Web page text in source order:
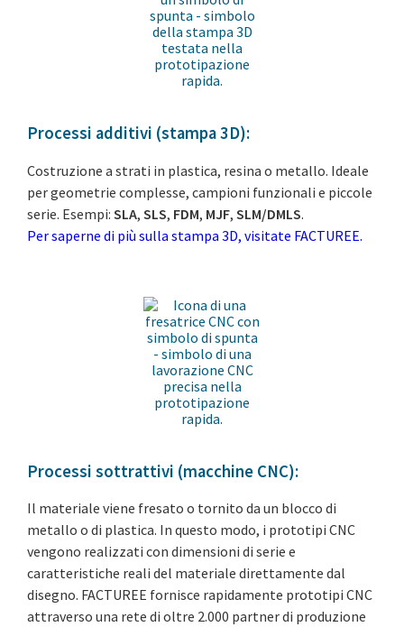
Processi additivi (stampa 3D):
Costruzione a strati in plastica, resina o metallo. Ideale
per geometrie complesse, campioni funzionali e piccole
serie. Esempi: SLA, SLS, FDM, MJF, SLM/DMLS.
Per saperne di più sulla stampa 3D, visitate FACTUREE.
Processi sottrattivi (macchine CNC):
Il materiale viene fresato o tornito da un blocco di
metallo o di plastica. In questo modo, i prototipi CNC
vengono realizzati con dimensioni di serie e
caratteristiche reali del materiale direttamente dal
disegno. FACTUREE fornisce rapidamente prototipi CNC
attraverso una rete di oltre 2.000 partner di produzione